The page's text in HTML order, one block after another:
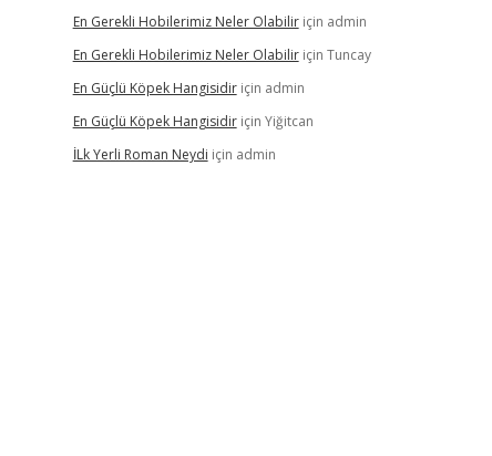
En Gerekli Hobilerimiz Neler Olabiliriçin admin
En Gerekli Hobilerimiz Neler Olabiliriçin Tuncay
En Güçlü Köpek Hangisidiriçin admin
En Güçlü Köpek Hangisidiriçin Yiğitcan
İLk Yerli Roman Neydi için admin